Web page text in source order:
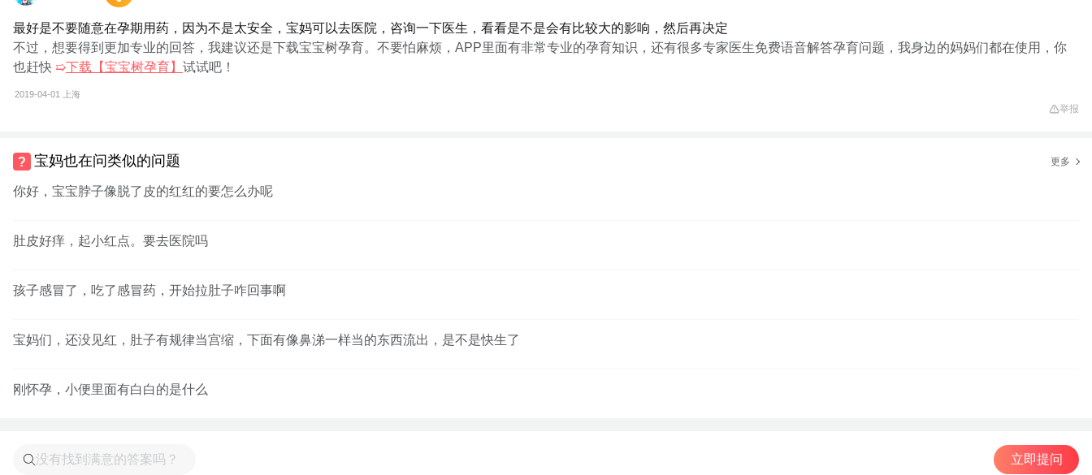
最好是不要随意在孕期用药，因为不是太安全，宝妈可以去医院，咨询一下医生，看看是不是会有比较大的影响，然后再决定
不过，想要得到更加专业的回答，我建议还是下载宝宝树孕育。不要怕麻烦，APP里面有非常专业的孕育知识，还有很多专家医生免费语音解答孕育问题，我身边的妈妈们都在使用，你
也赶快 ➯下载【宝宝树孕育】 试试吧！
2019-04-01 上海
举报
宝妈也在问类似的问题 更多
你好，宝宝脖子像脱了皮的红红的要怎么办呢
肚皮好痒，起小红点。要去医院吗
孩子感冒了，吃了感冒药，开始拉肚子咋回事啊
宝妈们，还没见红，肚子有规律当宫缩，下面有像鼻涕一样当的东西流出，是不是快生了
刚怀孕，小便里面有白白的是什么
立即提问